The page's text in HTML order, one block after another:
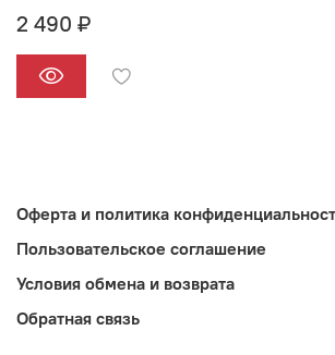
2 490 ₽
Оферта и политика
Пользовательское соглашение
Условия обмена и возврата
Обратная связь